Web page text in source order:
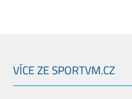
VÍCE ZE SPORTVM.CZ